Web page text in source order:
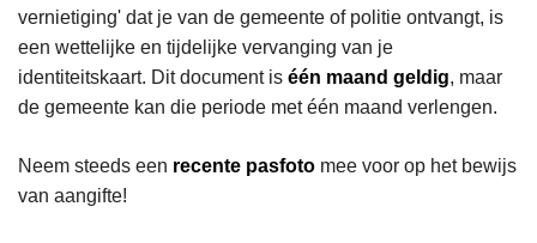
vernietiging' dat je van de gemeente of politie ontvangt, is
een wettelijke en tijdelijke vervanging van je
identiteitskaart. Dit document is één maand geldig, maar
de gemeente kan die periode met één maand verlengen.
Neem steeds een recente pasfoto mee voor op het bewijs
van aangifte!